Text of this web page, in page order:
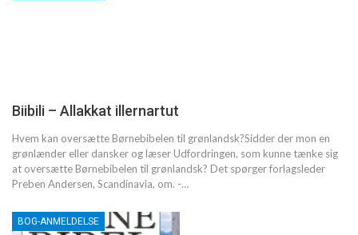
Biibili – Allakkat illernartut
Hvem kan oversætte Børnebibelen til grønlandsk?Sidder der mon en
grønlænder eller dansker og læser Udfordringen, som kunne tænke sig
at oversætte Børnebibelen til grønlandsk? Det spørger forlagsleder
Preben Andersen, Scandinavia, om. -…
BOG-ANMELDELSE